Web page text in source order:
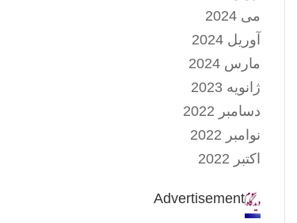
می 2024
آوریل 2024
مارس 2024
ژانویه 2023
دسامبر 2022
نوامبر 2022
اکتبر 2022
Advertisement